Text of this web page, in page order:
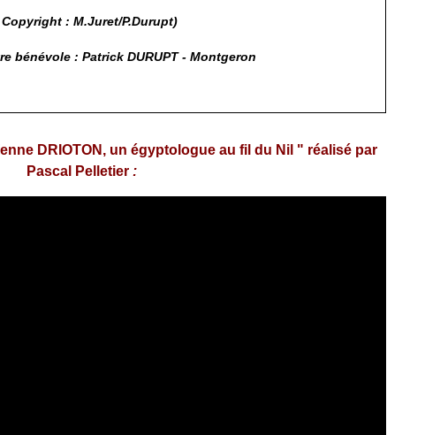
: M.Juret/P.Durupt)
bénévole : Patrick DURUPT - Montgeron
DRIOTON, un égyptologue au fil du Nil " réalisé par
Pascal Pelletier :